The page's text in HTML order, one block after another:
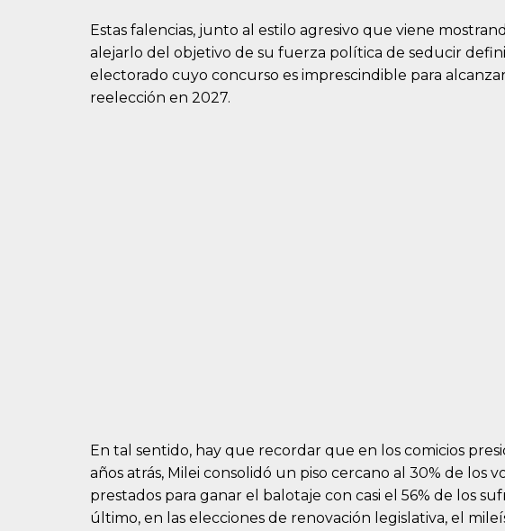
Estas falencias, junto al estilo agresivo que viene
alejarlo del objetivo de su fuerza política de seducir
electorado cuyo concurso es imprescindible para
reelección en 2027.
En tal sentido, hay que recordar que en los comicios
años atrás, Milei consolidó un piso cercano al 30% de los
prestados para ganar el balotaje con casi el 56% de los
último, en las elecciones de renovación legislativa, el